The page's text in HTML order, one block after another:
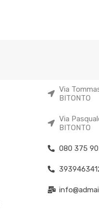
Via
BITONTO
Via
BITONTO
080 375